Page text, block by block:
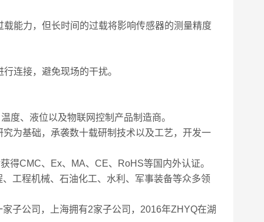
能力，但长时间的过载将影响传感器的测量精度
连接，避免现场的干扰。
度、液位以及物联网控制产品制造商。
为基础，承袭数十载研制技术以及工艺，开发一
得CMC、Ex、MA、CE、RoHS等国内外认证。
工程机械、石油化工、水利、军事装备等众多领
子公司，上海拥有2家子公司，2016年ZHYQ在湖